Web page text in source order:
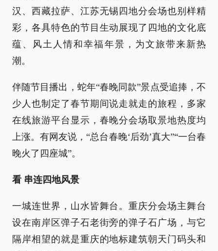
汉、西藏拉萨、江苏无锡四地分会场也别样精
彩，各具特色的节目生动展现了四地的文化底
蕴、风土人情和幸福年景，为文旅带来新热
潮。
伴随节目播出，蛇年“春晚同款”景点受追捧，不
少人也制定了春节期间说走就走的旅程，多家
在线旅游平台显示，春晚分会场取景地热度均
上涨。有网友说，“总台春晚‘后劲’真大”“一台春
晚火了四座城”。
看 串连四地风景
一城连世界，山水皆舞台。重庆分会场主舞台
设在南岸区弹子石老街旁的弹子石广场，与它
隔岸相望的就是重庆的地标建筑朝天门码头和